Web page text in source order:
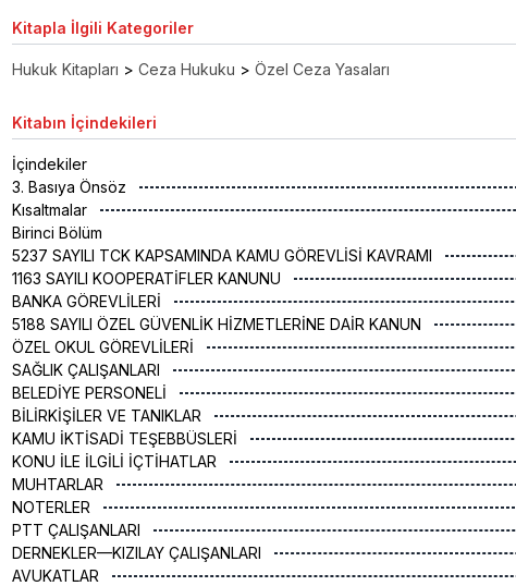
Kitapla İlgili Kategoriler
Hukuk Kitapları > Ceza Hukuku > Özel Ceza Yasaları
Kitabın İçindekileri
İçindekiler
3. Basıya Önsöz
Kısaltmalar
Birinci Bölüm
5237 SAYILI TCK KAPSAMINDA KAMU GÖREVLİSİ KAVRAMI
1163 SAYILI KOOPERATİFLER KANUNU
BANKA GÖREVLİLERİ
5188 SAYILI ÖZEL GÜVENLİK HİZMETLERİNE DAİR KANUN
ÖZEL OKUL GÖREVLİLERİ
SAĞLIK ÇALIŞANLARI
BELEDİYE PERSONELİ
BİLİRKİŞİLER VE TANIKLAR
KAMU İKTİSADİ TEŞEBBÜSLERİ
KONU İLE İLGİLİ İÇTİHATLAR
MUHTARLAR
NOTERLER
PTT ÇALIŞANLARI
DERNEKLER––KIZILAY ÇALIŞANLARI
AVUKATLAR